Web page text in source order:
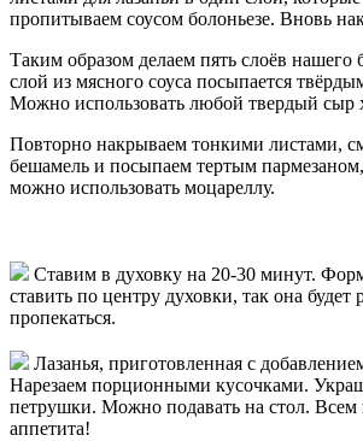
пропитываем соусом болоньезе. Вновь
Таким образом делаем пять слоёв
слой из мясного соуса посыпается
Можно использовать любой твердый сыр
Повторно накрываем тонкими листами,
бешамель и посыпаем тертым
можно использовать моцареллу.
Ставим в духовку на 20-30 минут.
ставить по центру духовки, так она будет
пропекаться.
Лазанья, приготовленная с
Нарезаем порционными кусочками.
петрушки. Можно подавать на стол. Всем
аппетита!